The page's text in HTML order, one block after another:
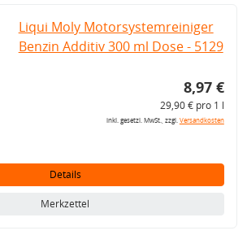
Liqui Moly Motorsystemreiniger
Benzin Additiv 300 ml Dose - 5129
8,97 €
29,90 € pro 1 l
inkl. gesetzl. MwSt., zzgl.Versandkosten
Details
Merkzettel